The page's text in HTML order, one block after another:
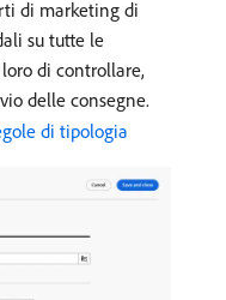
di marketing di
su tutte le
di controllare,
delle consegne.
di tipologia